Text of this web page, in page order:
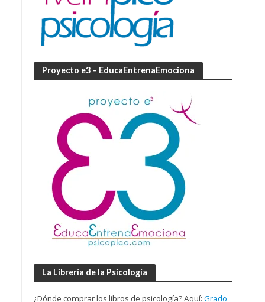
Proyecto e3 – EducaEntrenaEmociona
La Librería de la Psicología
¿Dónde comprar los libros de psicología? Aquí: Grado